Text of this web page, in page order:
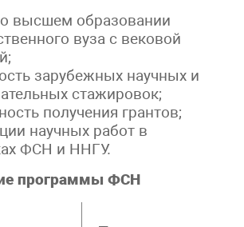
высшем образовании
вуза с вековой
зарубежных научных и
стажировок;
получения грантов;
научных работ в
ФСН и ННГУ.
программы ФСН